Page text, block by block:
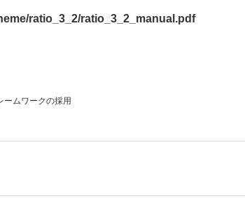
ratio_3_2/ratio_3_2_manual.pdf
ームワークの採用